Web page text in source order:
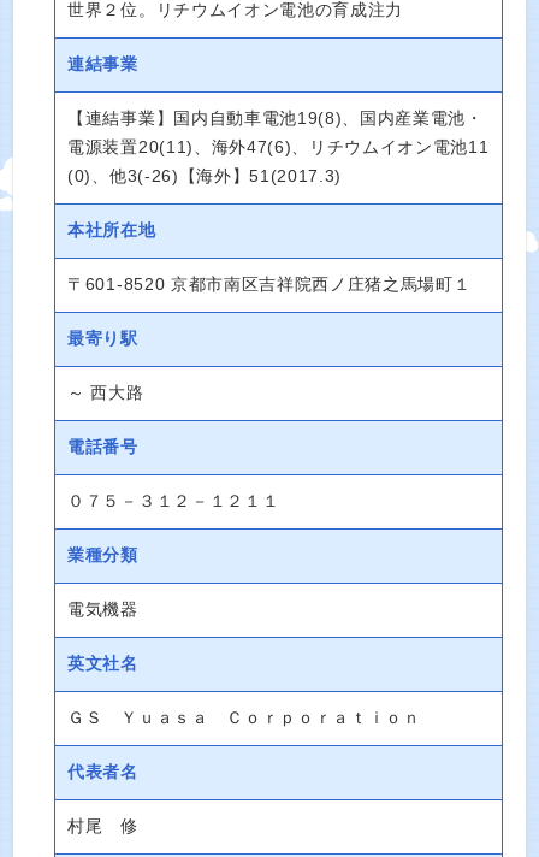
世界２位。リチウムイオン電池の育成注力
連結事業
【連結事業】国内自動車電池19(8)、国内産業電池・
電源装置20(11)、海外47(6)、リチウムイオン電池11
(0)、他3(-26)【海外】51(2017.3)
本社所在地
〒601-8520 京都市南区吉祥院西ノ庄猪之馬場町１
最寄り駅
～ 西大路
電話番号
０７５－３１２－１２１１
業種分類
電気機器
英文社名
ＧＳ Ｙｕａｓａ Ｃｏｒｐｏｒａｔｉｏｎ
代表者名
村尾 修